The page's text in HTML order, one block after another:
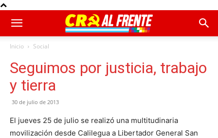
Inicio Social
Seguimos por justicia, trabajo
y tierra
30 de julio de 2013
El jueves 25 de julio se realizó una multitudinaria
movilización desde Calilegua a Libertador General San